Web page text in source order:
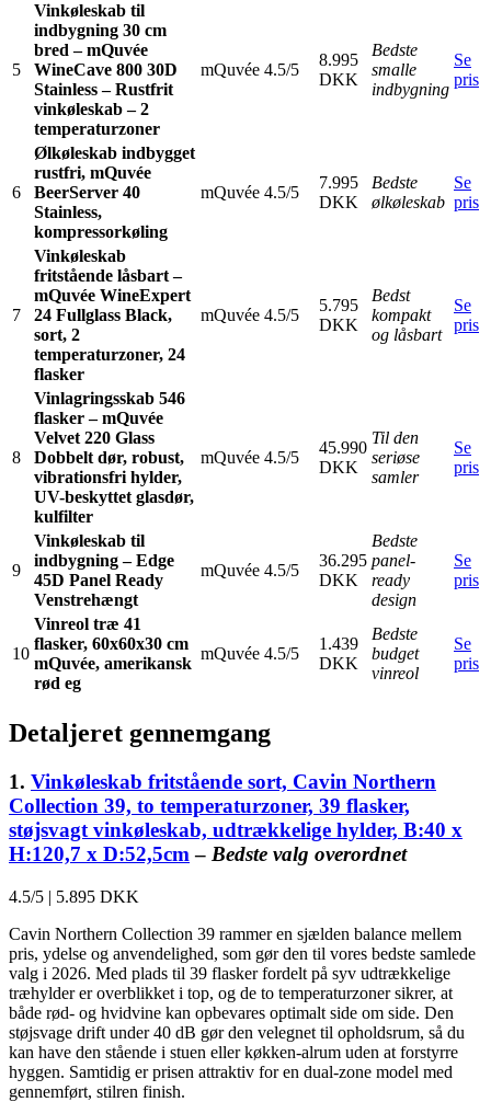
5
Vinkøleskab til
indbygning 30 cm
bred – mQuvée
WineCave 800 30D
Stainless – Rustfrit
vinkøleskab – 2
temperaturzoner
mQuvée 4.5/5
8.995
DKK
Bedste
smalle
indbygning
Se
pris
6
Ølkøleskab indbygget
rustfri, mQuvée
BeerServer 40
Stainless,
kompressorkøling
mQuvée 4.5/5
7.995
DKK
Bedste
ølkøleskab
Se
pris
7
Vinkøleskab
fritstående låsbart –
mQuvée WineExpert
24 Fullglass Black,
sort, 2
temperaturzoner, 24
flasker
mQuvée 4.5/5
5.795
DKK
Bedst
kompakt
og låsbart
Se
pris
8
Vinlagringsskab 546
flasker – mQuvée
Velvet 220 Glass
Dobbelt dør, robust,
vibrationsfri hylder,
UV-beskyttet glasdør,
kulfilter
mQuvée 4.5/5
45.990
DKK
Til den
seriøse
samler
Se
pris
9
Vinkøleskab til
indbygning – Edge
45D Panel Ready
Venstrehængt
mQuvée 4.5/5
36.295
DKK
Bedste
panel-
ready
design
Se
pris
10
Vinreol træ 41
flasker, 60x60x30 cm
mQuvée, amerikansk
rød eg
mQuvée 4.5/5
1.439
DKK
Bedste
budget
vinreol
Se
pris
Detaljeret gennemgang
1. Vinkøleskab fritstående sort, Cavin Northern
Collection 39, to temperaturzoner, 39 flasker,
støjsvagt vinkøleskab, udtrækkelige hylder, B:40 x
H:120,7 x D:52,5cm – Bedste valg overordnet
4.5/5 | 5.895 DKK
Cavin Northern Collection 39 rammer en sjælden balance mellem
pris, ydelse og anvendelighed, som gør den til vores bedste samlede
valg i 2026. Med plads til 39 flasker fordelt på syv udtrækkelige
træhylder er overblikket i top, og de to temperaturzoner sikrer, at
både rød- og hvidvine kan opbevares optimalt side om side. Den
støjsvage drift under 40 dB gør den velegnet til opholdsrum, så du
kan have den stående i stuen eller køkken-alrum uden at forstyrre
hyggen. Samtidig er prisen attraktiv for en dual-zone model med
gennemført, stilren finish.